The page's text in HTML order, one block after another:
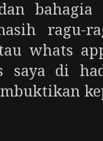
bahagia
ragu-
whats
saya di